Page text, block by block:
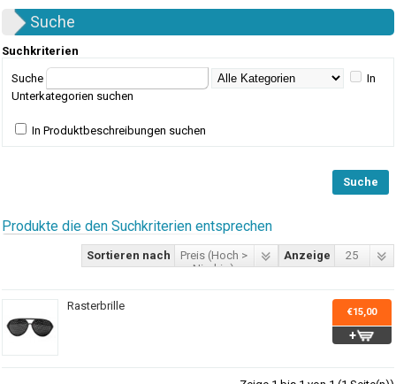
Suche
Suchkriterien
Suche
In
Unterkategorien suchen
In Produktbeschreibungen suchen
Produkte die den Suchkriterien entsprechen
Anzeige 25
Sortieren nach
Preis (Hoch >
Niedrig)
Rasterbrille €15,00